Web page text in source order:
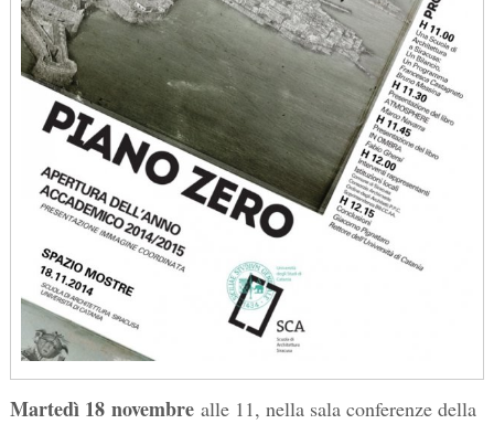
Martedì 18novembrealle 11, nella sala conferenze della